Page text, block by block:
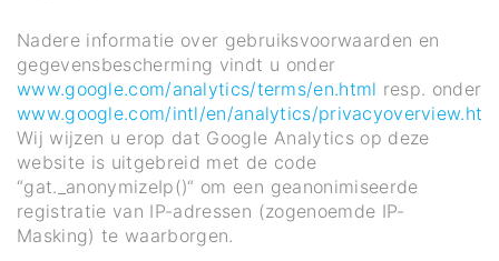
Nadere informatie over gebruiksvoorwaarden en
gegevensbescherming vindt u onder
www.google.com/analytics/terms/en.html resp. onder
www.google.com/intl/en/analytics/
Wij wijzen u erop dat Google Analytics op deze
website is uitgebreid met de code
“gat._anonymizeIp()“ om een geanonimiseerde
registratie van IP-adressen (zogenoemde IP-
Masking) te waarborgen.